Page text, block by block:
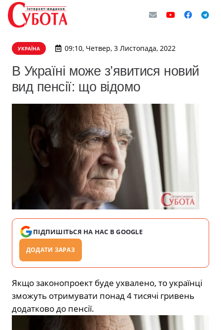
УКРАЇНА 09:10, Четвер, 3 Листопада, 2022
В Україні може з’явитися новий
вид пенсії: що відомо
ПІДПИШІТЬСЯ НА НАС В GOOGLE
ДОДАТИ ЗАРАЗ
Якщо законопроект буде ухвалено, то українці
зможуть отримувати понад 4 тисячі гривень
додатково до пенсії.